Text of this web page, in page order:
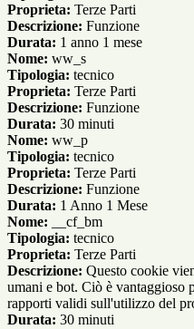
Proprieta: Terze Parti
Descrizione: Funzione
Durata: 1 anno 1 mese
Nome: ww_s
Tipologia: tecnico
Proprieta: Terze Parti
Descrizione: Funzione
Durata: 30 minuti
Nome: ww_p
Tipologia: tecnico
Proprieta: Terze Parti
Descrizione: Funzione
Durata: 1 Anno 1 Mese
Nome: __cf_bm
Tipologia: tecnico
Proprieta: Terze Parti
Descrizione: Questo cookie
umani e bot. Ciò è vantaggioso
rapporti validi sull'utilizzo del
Durata: 30 minuti